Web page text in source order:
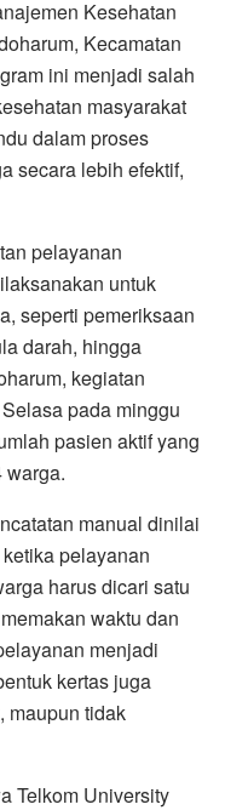
Kesehatan
Kecamatan
ini menjadi salah
masyarakat
dalam proses
secara lebih efektif,
pelayanan
untuk
seperti pemeriksaan
darah, hingga
kegiatan
pada minggu
pasien aktif yang
warga.
manual dinilai
pelayanan
harus dicari satu
waktu dan
menjadi
kertas juga
maupun tidak
Telkom University